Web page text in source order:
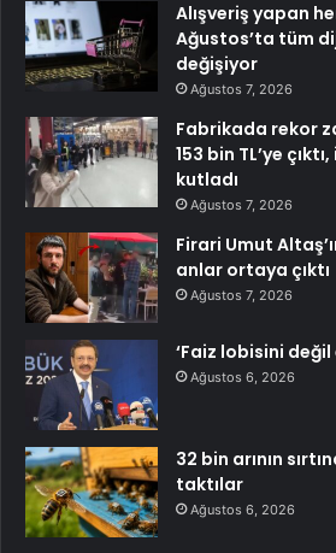
Alışveriş yapan
Ağustos’ta tüm
değişiyor
Ağustos 7, 2026
Fabrikada rekor
153 bin TL’ye
kutladı
Ağustos 7, 2026
Firari Umut
anlar ortaya çıktı
Ağustos 7, 2026
‘Faiz lobisini
Ağustos 6, 2026
32 bin arının
taktılar
Ağustos 6, 2026